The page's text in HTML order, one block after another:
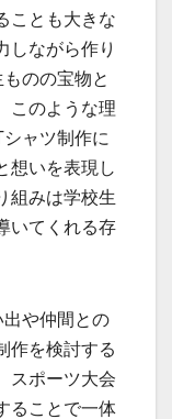
ことも大きな
しながら作り
のの宝物と
このような理
ャツ制作に
想いを表現し
組みは学校生
いてくれる存
や仲間との
作を検討する
スポーツ大会
ることで一体